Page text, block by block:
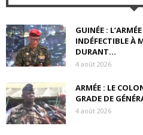
GUINÉE :
INDÉFECTIBLE À
DURANT...
4 août 2026
ARMÉE : LE
GRADE DE
4 août 2026